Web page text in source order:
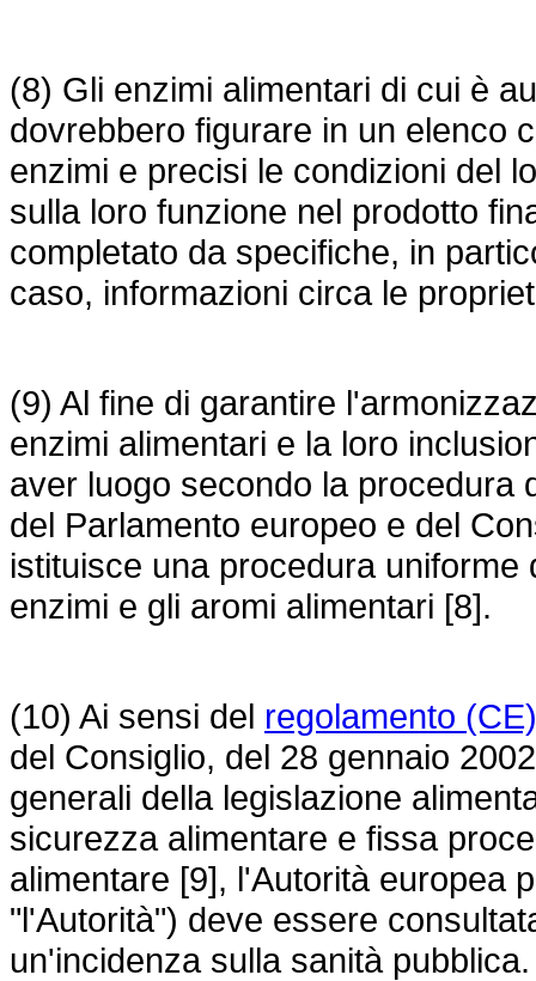
(8) Gli enzimi alimentari di cui è
dovrebbero figurare in un elenco
enzimi e precisi le condizioni del
sulla loro funzione nel prodotto
completato da specifiche, in
caso, informazioni circa le
(9) Al fine di garantire
enzimi alimentari e la loro
aver luogo secondo la procedura
del Parlamento europeo e del
istituisce una procedura
enzimi e gli aromi alimentari [8].
(10) Ai sensi del regolamento
del Consiglio, del 28 gennaio
generali della legislazione
sicurezza alimentare e fissa
alimentare [9], l'Autorità europea
"l'Autorità") deve essere
un'incidenza sulla sanità pubblica.